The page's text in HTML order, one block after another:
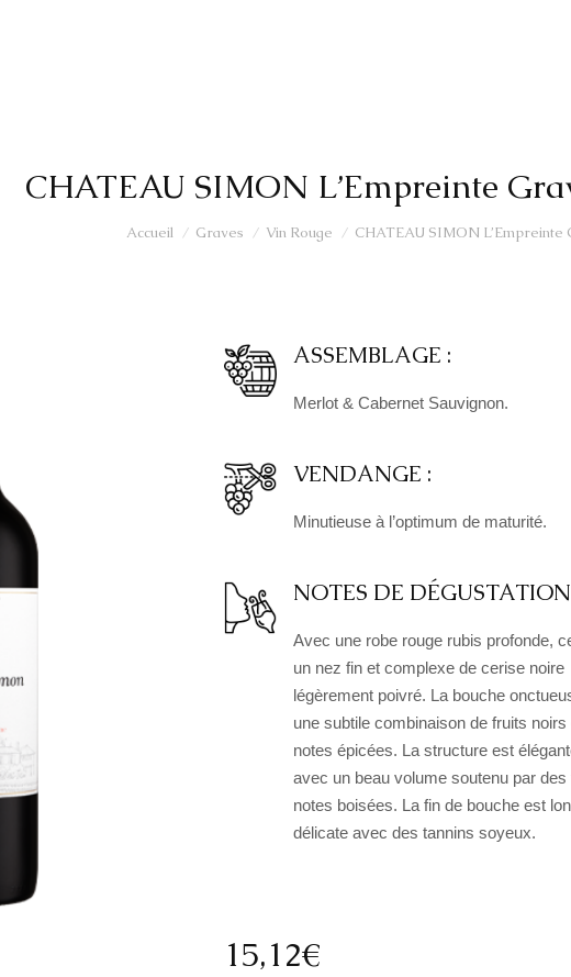
CHATEAU SIMON L’Empreinte
Accueil Graves Vin Rouge CHATEAU SIMON L’Empreinte
ASSEMBLAGE :
Merlot & Cabernet Sauvignon.
VENDANGE :
Minutieuse à l’optimum de maturité.
NOTES DE
Avec une robe rouge rubis profonde,
un nez fin et complexe de cerise noire
légèrement poivré. La bouche
une subtile combinaison de fruits noirs
notes épicées. La structure est
avec un beau volume soutenu par des
notes boisées. La fin de bouche est
délicate avec des tannins soyeux.
15,12€